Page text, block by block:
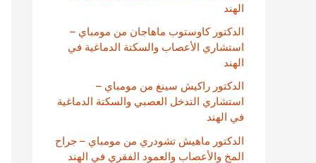
الهند
الدكتور كاوستوب ماهاجان من مومباي –
استشاري الأعصاب والسكتة الدماغية في
الهند
الدكتور راكيش سينغ من مومباي –
استشاري التدخل العصبي والسكتة الدماغية
في الهند
الدكتور ماهيش تشودري من مومباي – جراح
المخ والأعصاب والعمود الفقري في الهند